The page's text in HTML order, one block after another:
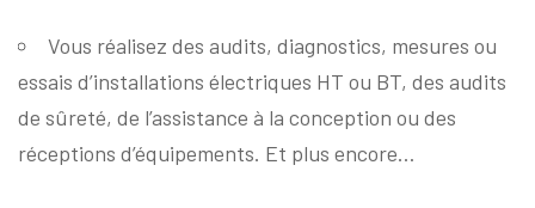
Vous réalisez des audits, diagnostics, mesures ou
essais d’installations électriques HT ou BT, des audits
de sûreté, de l’assistance à la conception ou des
réceptions d’équipements. Et plus encore…